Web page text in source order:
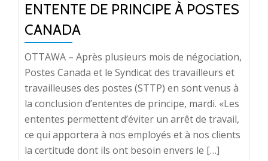
ENTENTE DE PRINCIPE À POSTES
CANADA
OTTAWA – Après plusieurs mois de négociation,
Postes Canada et le Syndicat des travailleurs et
travailleuses des postes (STTP) en sont venus à
la conclusion d’ententes de principe, mardi. «Les
ententes permettent d’éviter un arrêt de travail,
ce qui apportera à nos employés et à nos clients
la certitude dont ils ont besoin envers le […]